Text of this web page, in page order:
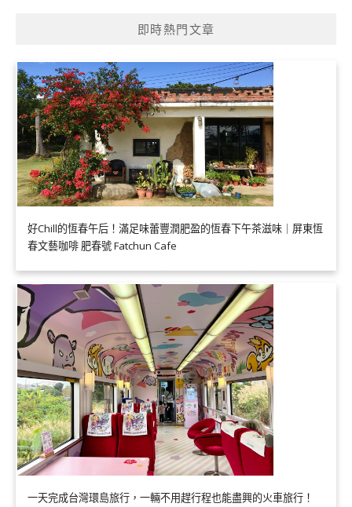
即時熱門文章
好Chill的恆春午后！滿足味蕾豐潤肥盈的恆春下午茶滋味｜屏東恆
春文藝咖啡 肥春號 Fatchun Cafe
一天完成台灣環島旅行，一輛不用趕行程也能盡興的火車旅行！